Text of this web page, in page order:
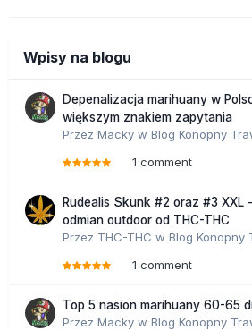
Wpisy na blogu
Depenalizacja marihuany w
większym znakiem zapytania
Przez Macky w Blog Konopny
1 comment
Rudealis Skunk #2 oraz #3 XXL
odmian outdoor od THC-THC
Przez THC-THC w Blog Konopny
1 comment
Top 5 nasion marihuany 60-65
Przez Macky w Blog Konopny